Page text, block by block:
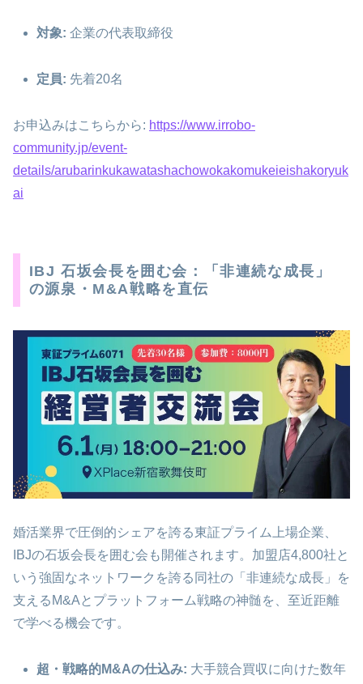
対象: 企業の代表取締役
定員: 先着20名
お申込みはこちらから: https://www.irrobo-
community.jp/event-
details/arubarinkukawatashachowokakomukeieishakoryuk
ai
IBJ 石坂会長を囲む会：「非連続な成長」
の源泉・M&A戦略を直伝
婚活業界で圧倒的シェアを誇る東証プライム上場企業、
IBJの石坂会長を囲む会も開催されます。加盟店4,800社と
いう強固なネットワークを誇る同社の「非連続な成長」を
支えるM&Aとプラットフォーム戦略の神髄を、至近距離
で学べる機会です。
超・戦略的M&Aの仕込み: 大手競合買収に向けた数年